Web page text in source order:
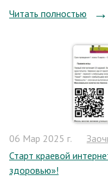
Читать полностью
06 Мар 2025 г.
Старт краевой
здоровью»!